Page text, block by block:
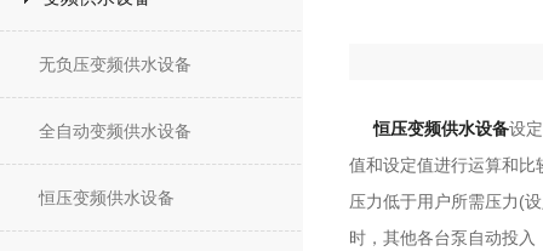
无负压变频供水设备
全自动变频供水设备
恒压变频供水设备
恒压变频供水设备设
值和设定值进行运算和
压力低于用户所需压力(
时，其他各台泵自动投